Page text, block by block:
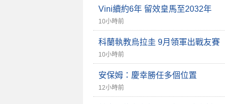
Vini續約6年 留效皇馬至2032年
10小時前
科蘭執教烏拉圭 9月領軍出戰友賽
10小時前
安保姆：慶幸勝任多個位置
12小時前